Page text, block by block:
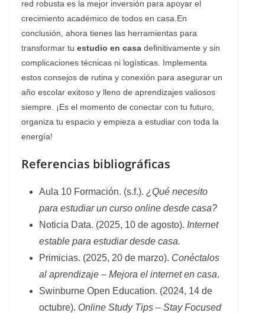
red robusta es la mejor inversión para apoyar el
crecimiento académico de todos en casa.​En
conclusión, ahora tienes las herramientas para
transformar tu estudio en casa definitivamente y sin
complicaciones técnicas ni logísticas. Implementa
estos consejos de rutina y conexión para asegurar un
año escolar exitoso y lleno de aprendizajes valiosos
siempre. ¡Es el momento de conectar con tu futuro,
organiza tu espacio y empieza a estudiar con toda la
energía!
Referencias bibliográficas
Aula 10 Formación. (s.f.). ¿Qué necesito
para estudiar un curso online desde casa?
Noticia Data. (2025, 10 de agosto). Internet
estable para estudiar desde casa.
Primicias. (2025, 20 de marzo). Conéctalos
al aprendizaje – Mejora el internet en casa.
Swinburne Open Education. (2024, 14 de
octubre). Online Study Tips – Stay Focused